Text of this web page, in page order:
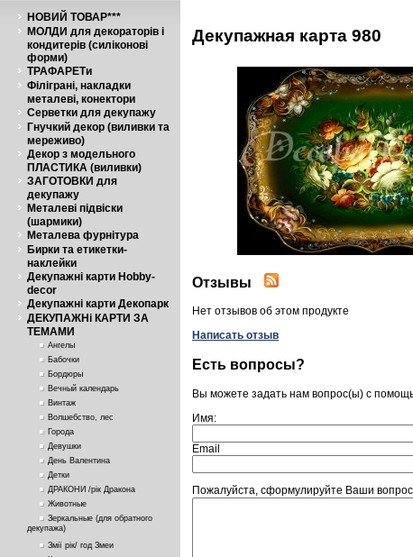
НОВИЙ ТОВАР***
МОЛДИ для декораторів і
кондитерів (силіконові
форми)
ТРАФАРЕТи
Філіграні, накладки
металеві, конектори
Серветки для декупажу
Гнучкий декор (виливки та
мереживо)
Декор з модельного
ПЛАСТИКА (виливки)
ЗАГОТОВКИ для
декупажу
Металеві підвіски
(шармики)
Металева фурнітура
Бирки та етикетки-
наклейки
Декупажні карти Hobby-
decor
Декупажні карти Декопарк
ДЕКУПАЖНі КАРТИ ЗА
ТЕМАМИ
Ангелы
Бабочки
Бордюры
Вечный календарь
Винтаж
Волшебство, лес
Города
Девушки
День Валентина
Детки
ДРАКОНИ /рік Дракона
Животные
Зеркальные (для обратного
декупажа)
Змії рік/ год Змеи
Декупажная карта 980
Отзывы
Нет отзывов об этом продукте
Написать отзыв
Есть вопросы?
Вы можете задать нам вопрос(ы) с
Имя:
Email
Пожалуйста, сформулируйте Ваши